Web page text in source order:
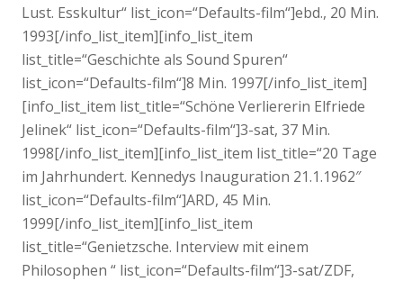
Lust. Esskultur“ list_icon=“Defaults-film“]ebd., 20 Min.
1993[/info_list_item][info_list_item
list_title=“Geschichte als Sound Spuren“
list_icon=“Defaults-film“]8 Min. 1997[/info_list_item]
[info_list_item list_title=“Schöne Verliererin Elfriede
Jelinek“ list_icon=“Defaults-film“]3-sat, 37 Min.
1998[/info_list_item][info_list_item list_title=“20 Tage
im Jahrhundert. Kennedys Inauguration 21.1.1962″
list_icon=“Defaults-film“]ARD, 45 Min.
1999[/info_list_item][info_list_item
list_title=“Genietzsche. Interview mit einem
Philosophen “ list_icon=“Defaults-film“]3-sat/ZDF,